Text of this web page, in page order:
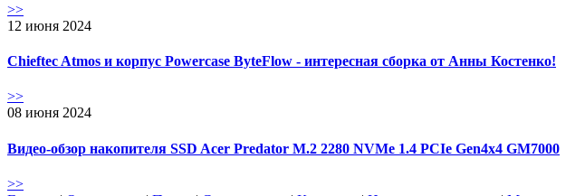
>>
12 июня 2024
Chieftec Atmos и корпус Powercase ByteFlow - интересная сборка от Анны Костенко!
>>
08 июня 2024
Видео-обзор накопителя SSD Acer Predator M.2 2280 NVMe 1.4 PCIe Gen4х4 GM7000
>>